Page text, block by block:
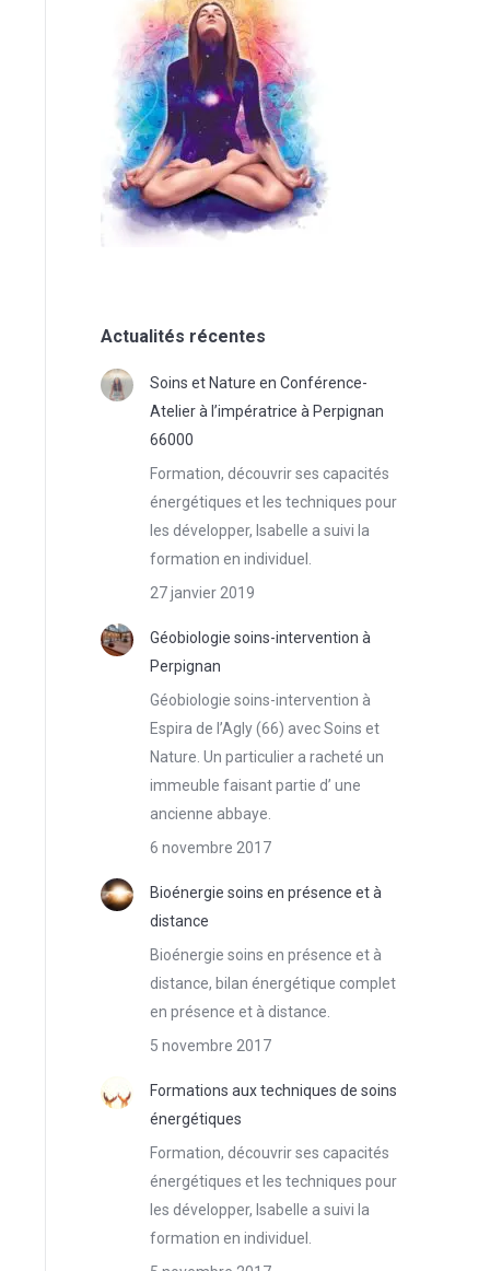
Actualités récentes
Soins et Nature en Conférence-
Atelier à l’impératrice à Perpignan
66000
Formation, découvrir ses capacités
énergétiques et les techniques pour
les développer, Isabelle a suivi la
formation en individuel.
27 janvier 2019
Géobiologie soins-intervention à
Perpignan
Géobiologie soins-intervention à
Espira de l’Agly (66) avec Soins et
Nature. Un particulier a racheté un
immeuble faisant partie d’ une
ancienne abbaye.
6 novembre 2017
Bioénergie soins en présence et à
distance
Bioénergie soins en présence et à
distance, bilan énergétique complet
en présence et à distance.
5 novembre 2017
Formations aux techniques de soins
énergétiques
Formation, découvrir ses capacités
énergétiques et les techniques pour
les développer, Isabelle a suivi la
formation en individuel.